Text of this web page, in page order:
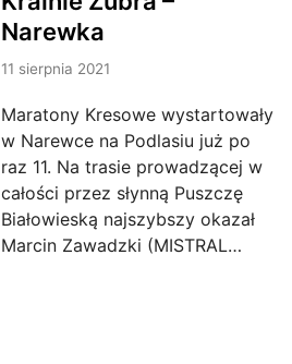
t
e
d
n
Narewka
11 sierpnia 2021
Maratony Kresowe wystartowały
w Narewce na Podlasiu już po
raz 11. Na trasie prowadzącej w
całości przez słynną Puszczę
Białowieską najszybszy okazał
Marcin Zawadzki (MISTRAL…